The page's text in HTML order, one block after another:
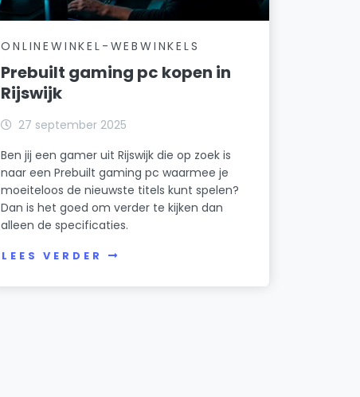
ONLINEWINKEL-WEBWINKELS
Prebuilt gaming pc kopen in
Rijswijk
27 september 2025
Ben jij een gamer uit Rijswijk die op zoek is
naar een Prebuilt gaming pc waarmee je
moeiteloos de nieuwste titels kunt spelen?
Dan is het goed om verder te kijken dan
alleen de specificaties.
LEES VERDER